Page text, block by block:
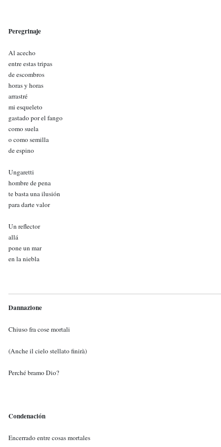
Peregrinaje
Al acecho
entre estas tripas
de escombros
horas y horas
arrastré
mi esqueleto
gastado por el fango
como suela
o como semilla
de espino
Ungaretti
hombre de pena
te basta una ilusión
para darte valor
Un reflector
allá
pone un mar
en la niebla
Dannazione
Chiuso fra cose mortali
(Anche il cielo stellato finirà)
Perché bramo Dio?
Condenación
Encerrado entre cosas mortales